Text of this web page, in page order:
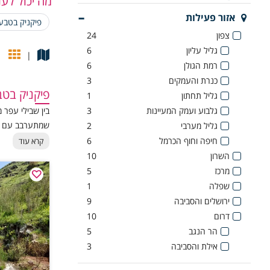
בטיחות
איך
📍 בחירת
העדיפו אזור
בדקו מראש
שלבו בין אוכל
אל תשכחו מים
פלטות גבינות,
🎯 תוכן
משחקי חברה,
רעיונות
חשבו על
פיקניק
|
פיקניק
בין שבילי
שמתערבב עם
אירופאי.
קרא עוד
אזור פעילות
צפון
24
גליל עליון
6
רמת הגולן
6
כנרת והעמקים
3
גליל תחתון
1
גלבוע ועמק המעיינות
3
גליל מערבי
2
חיפה וחוף הכרמל
6
השרון
10
מרכז
5
שפלה
1
ירושלים והסביבה
9
דרום
10
הר הנגב
5
אילת והסביבה
3